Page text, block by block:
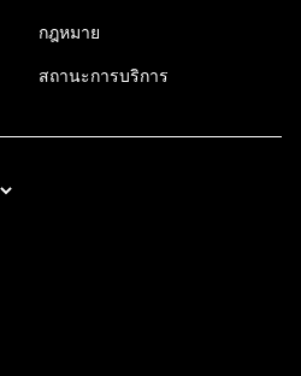
กฎหมาย
สถานะการบริการ